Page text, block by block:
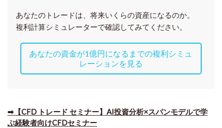
あなたのトレードは、将来いくらの資産になるのか。
複利計算シミュレーターで確認してみてください。
あなたの資金が1億円になるまでの複利シミュ
レーションを見る
➡【CFD トレード セミナー】AI投資分析×スパンモデルで学
ぶ経験者向けCFDセミナー